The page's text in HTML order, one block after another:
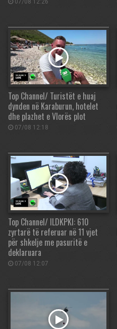
07/08 12:26
Top Channel/ Turistët e huaj
dynden në Karaburun, hotelet
dhe plazhet e Vlorës plot
07/08 12:18
Top Channel/ ILDKPKI: 610
zyrtarë të referuar në 11 vjet
për shkelje me pasuritë e
deklaruara
07/08 12:07